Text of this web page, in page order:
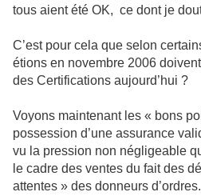
tous aient été OK, ce dont je
C’est pour cela que selon
étions en novembre 2006
des Certifications aujourd’hui ?
Voyons maintenant les « bons
possession d’une assurance
vu la pression non négligeable
le cadre des ventes du fait des
attentes » des donneurs d’ordres.